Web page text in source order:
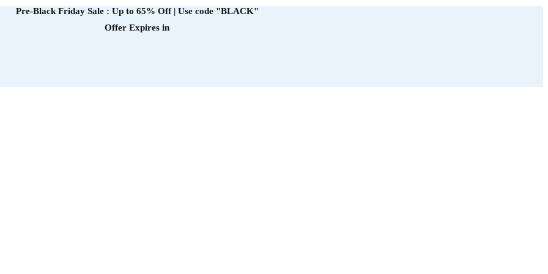
Pre-Black Friday Sale : Up to 65% Off | Use code "BLACK"
Offer Expires in